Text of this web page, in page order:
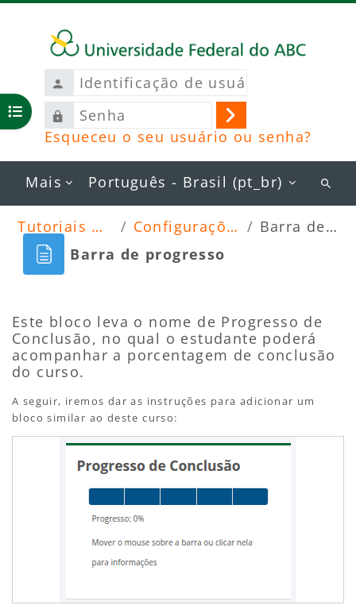
Ir para o conteúdo principal
Identificação
de
usuário
Senha
Acessar
Esqueceu o seu usuário ou senha?
Mais Português - Brasil ‎(pt_br)‎
Abrir índice do curso
Tutoriais Moodle 2026 Configurações específicas
Barra de progresso
Barra de progresso
Este bloco leva o nome de Progresso de
Conclusão, no qual o estudante poderá
acompanhar a porcentagem de conclusão
do curso.
A seguir, iremos dar as instruções para adicionar um
bloco similar ao deste curso: